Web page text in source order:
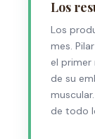
Los
Los
mes.
el primer
de su
de todo